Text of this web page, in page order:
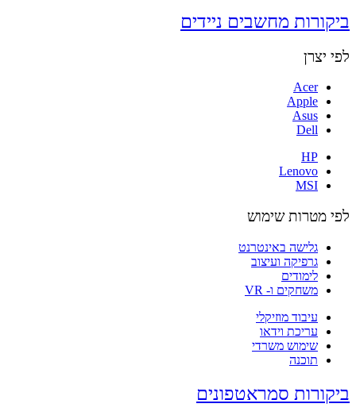
ביקורות מחשבים ניידים
לפי יצרן
Acer
Apple
Asus
Dell
HP
Lenovo
MSI
לפי מטרות שימוש
גלישה באינטרנט
גרפיקה ועיצוב
לימודים
משחקים ו- VR
עיבוד מוזיקלי
עריכת וידאו
שימוש משרדי
תוכנה
ביקורות סמראטפונים